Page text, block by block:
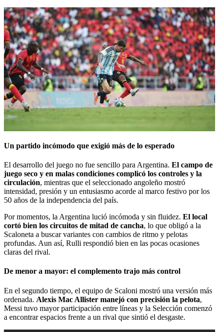
Un partido incómodo que exigió más de lo esperado
El desarrollo del juego no fue sencillo para Argentina. El campo de
juego seco y en malas condiciones complicó los controles y la
circulación, mientras que el seleccionado angoleño mostró
intensidad, presión y un entusiasmo acorde al marco festivo por los
50 años de la independencia del país.
Por momentos, la Argentina lució incómoda y sin fluidez. El local
cortó bien los circuitos de mitad de cancha, lo que obligó a la
Scaloneta a buscar variantes con cambios de ritmo y pelotas
profundas. Aun así, Rulli respondió bien en las pocas ocasiones
claras del rival.
De menor a mayor: el complemento trajo más control
En el segundo tiempo, el equipo de Scaloni mostró una versión más
ordenada. Alexis Mac Allister manejó con precisión la pelota,
Messi tuvo mayor participación entre líneas y la Selección comenzó
a encontrar espacios frente a un rival que sintió el desgaste.